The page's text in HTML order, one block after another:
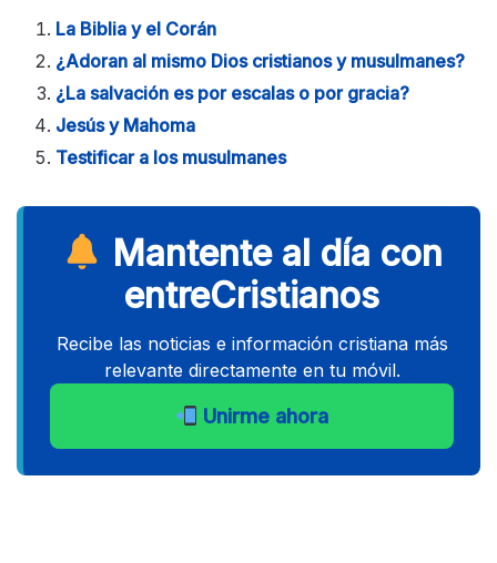
La Biblia y el Corán
¿Adoran al mismo Dios cristianos y musulmanes?
¿La salvación es por escalas o por gracia?
Jesús y Mahoma
Testificar a los musulmanes
Mantente al día con
entreCristianos
Recibe las noticias e información cristiana más
relevante directamente en tu móvil.
Unirme ahora